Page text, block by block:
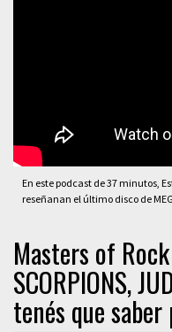
En este podcast de 37 minutos,
reseñanan el último disco de
Masters of
SCORPIONS,
tenés que